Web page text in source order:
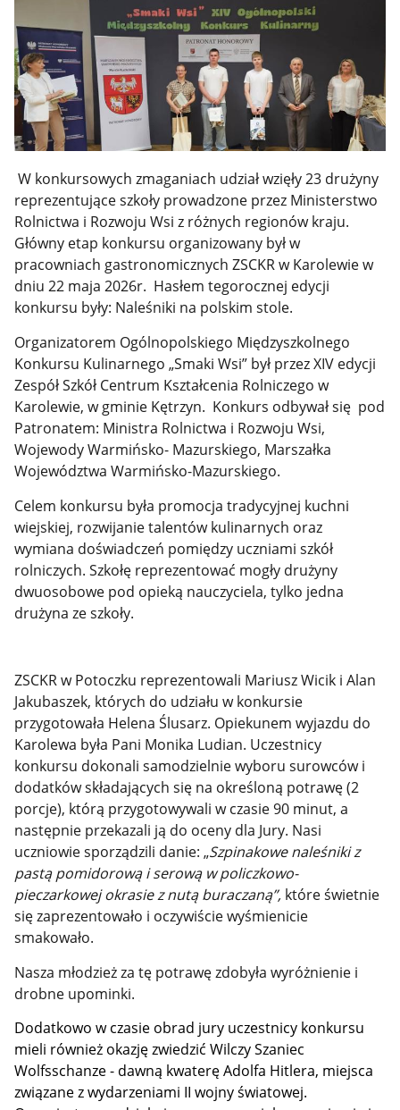
W konkursowych zmaganiach udział wzięły 23 drużyny
reprezentujące szkoły prowadzone przez Ministerstwo
Rolnictwa i Rozwoju Wsi z różnych regionów kraju.
Główny etap konkursu organizowany był w
pracowniach gastronomicznych ZSCKR w Karolewie w
dniu 22 maja 2026r. Hasłem tegorocznej edycji
konkursu były: Naleśniki na polskim stole.
Organizatorem Ogólnopolskiego Międzyszkolnego
Konkursu Kulinarnego „Smaki Wsi” był przez XIV edycji
Zespół Szkół Centrum Kształcenia Rolniczego w
Karolewie, w gminie Kętrzyn. Konkurs odbywał się pod
Patronatem: Ministra Rolnictwa i Rozwoju Wsi,
Wojewody Warmińsko- Mazurskiego, Marszałka
Województwa Warmińsko-Mazurskiego.
Celem konkursu była promocja tradycyjnej kuchni
wiejskiej, rozwijanie talentów kulinarnych oraz
wymiana doświadczeń pomiędzy uczniami szkół
rolniczych. Szkołę reprezentować mogły drużyny
dwuosobowe pod opieką nauczyciela, tylko jedna
drużyna ze szkoły.
ZSCKR w Potoczku reprezentowali Mariusz Wicik i Alan
Jakubaszek, których do udziału w konkursie
przygotowała Helena Ślusarz. Opiekunem wyjazdu do
Karolewa była Pani Monika Ludian. Uczestnicy
konkursu dokonali samodzielnie wyboru surowców i
dodatków składających się na określoną potrawę (2
porcje), którą przygotowywali w czasie 90 minut, a
następnie przekazali ją do oceny dla Jury. Nasi
uczniowie sporządzili danie: „Szpinakowe naleśniki z
pastą pomidorową i serową w policzkowo-
pieczarkowej okrasie z nutą buraczaną”, które świetnie
się zaprezentowało i oczywiście wyśmienicie
smakowało.
Nasza młodzież za tę potrawę zdobyła wyróżnienie i
drobne upominki.
Dodatkowo w czasie obrad jury uczestnicy konkursu
mieli również okazję zwiedzić Wilczy Szaniec
Wolfsschanze - dawną kwaterę Adolfa Hitlera, miejsca
związane z wydarzeniami II wojny światowej.